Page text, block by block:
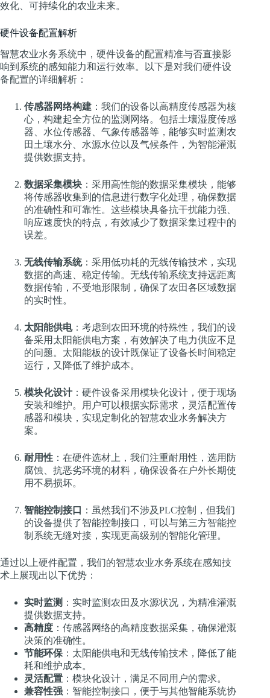
效化、可持续化的农业未来。
硬件设备配置解析
智慧农业水务系统中，硬件设备的配置精准与否直接影
响到系统的感知能力和运行效率。以下是对我们硬件设
备配置的详细解析：
传感器网络构建 ：我们的设备以高精度传感器为核
心，构建起全方位的监测网络。包括土壤湿度传感
器、水位传感器、气象传感器等，能够实时监测农
田土壤水分、水源水位以及气候条件，为智能灌溉
提供数据支持。
数据采集模块 ：采用高性能的数据采集模块，能够
将传感器收集到的信息进行数字化处理，确保数据
的准确性和可靠性。这些模块具备抗干扰能力强、
响应速度快的特点，有效减少了数据采集过程中的
误差。
无线传输系统：采用低功耗的无线传输技术，实现
数据的高速、稳定传输。无线传输系统支持远距离
数据传输，不受地形限制，确保了农田各区域数据
的实时性。
太阳能供电：考虑到农田环境的特殊性，我们的设
备采用太阳能供电方案，有效解决了电力供应不足
的问题。太阳能板的设计既保证了设备长时间稳定
运行，又降低了维护成本。
模块化设计：硬件设备采用模块化设计，便于现场
安装和维护。用户可以根据实际需求，灵活配置传
感器和模块，实现定制化的智慧农业水务解决方
案。
耐用性 ：在硬件选材上，我们注重耐用性，选用防
腐蚀、抗恶劣环境的材料，确保设备在户外长期使
用不易损坏。
智能控制接口
：虽然我们不涉及PLC控制，但我们
的设备提供了智能控制接口，可以与第三方智能控
制系统无缝对接，实现更高级别的智能化管理。
通过以上硬件配置，我们的智慧农业水务系统在感知技
术上展现出以下优势：
实时监测 ：实时监测农田及水源状况，为精准灌溉
提供数据支持。
高精度 ：传感器网络的高精度数据采集，确保灌溉
决策的准确性。
节能环保 ：太阳能供电和无线传输技术，降低了能
耗和维护成本。
灵活配置 ：模块化设计，满足不同用户的需求。
兼容性强 ：智能控制接口，便于与其他智能系统协